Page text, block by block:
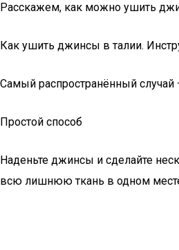
Расскажем, как можно ушить
Как ушить джинсы в талии.
Самый распространённый
Простой способ
Наденьте джинсы и сделайте
всю лишнюю ткань в одном